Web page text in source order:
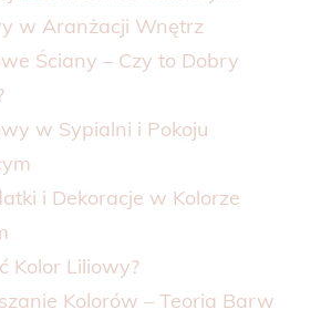
w Aranżacji Wnętrz
Ściany – Czy to Dobry
w Sypialni i Pokoju
i Dekoracje w Kolorze
Kolor Liliowy?
Kolorów – Teoria Barw